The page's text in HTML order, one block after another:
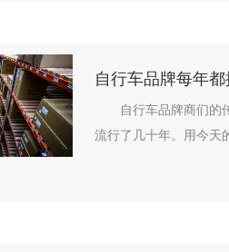
自行车品牌每年
自行车品牌商们的
流行了几十年。用今天